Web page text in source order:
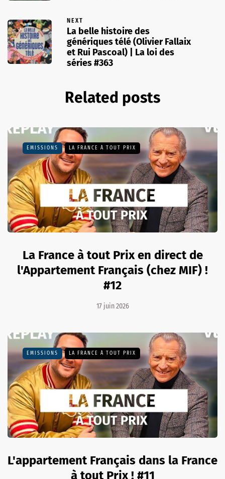
NEXT
La belle histoire des
génériques télé (Olivier Fallaix
et Rui Pascoal) | La loi des
séries #363
Related posts
EMISSIONS LA FRANCE À TOUT PRIX
La France à tout Prix en direct de
l'Appartement Français (chez MIF) !
#12
17 juin 2026
EMISSIONS LA FRANCE À TOUT PRIX
L'appartement Français dans la France
à tout Prix ! #11